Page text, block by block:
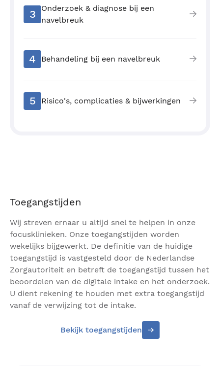
3
Onderzoek & diagnose bij een
navelbreuk
4 Behandeling bij een navelbreuk
5 Risico's, complicaties & bijwerkingen
Toegangstijden
Wij streven ernaar u altijd snel te helpen in onze
focusklinieken. Onze toegangstijden worden
wekelijks bijgewerkt. De definitie van de huidige
toegangstijd is vastgesteld door de Nederlandse
Zorgautoriteit en betreft de toegangstijd tussen het
beoordelen van de digitale intake en het onderzoek.
U dient rekening te houden met extra toegangstijd
vanaf de verwijzing tot de intake.
Bekijk toegangstijden